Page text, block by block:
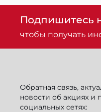
Подпишитесь
чтобы получать
Обратная связь,
новости об акциях и
социальных сетях: